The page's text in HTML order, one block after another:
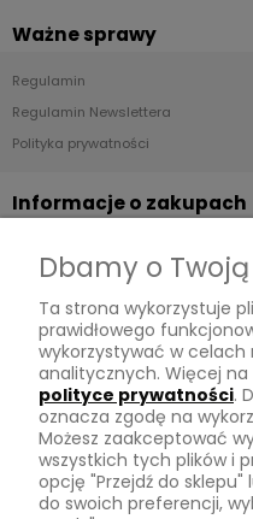
Ważne sprawy
Regulamin
Regulamin Newslettera
Polityka prywatności
Informacje o zakupach
Płatności
Zwroty
Tu mnie znajdziesz
Kontakt
O mnie
Instagram
Dbamy o
Ta strona wykorzystuje
prawidłowego
wykorzystywać w
analitycznych. Więcej
polityce prywatności.
oznacza zgodę na
Możesz zaakceptować
wszystkich tych plików i
opcję "Przejdź do
do swoich preferencji,